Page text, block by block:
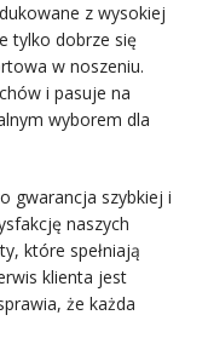
z wysokiej
tylko dobrze się
w noszeniu.
i pasuje na
wyborem dla
gwarancja szybkiej i
naszych
które spełniają
klienta jest
że każda